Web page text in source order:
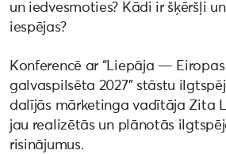
un iedvesmoties? Kādi ir šķēršļi
iespējas?
Konferencē ar “Liepāja —
galvaspilsēta 2027” stāstu
dalījās mārketinga vadītāja Zita
jau realizētās un plānotās
risinājumus.